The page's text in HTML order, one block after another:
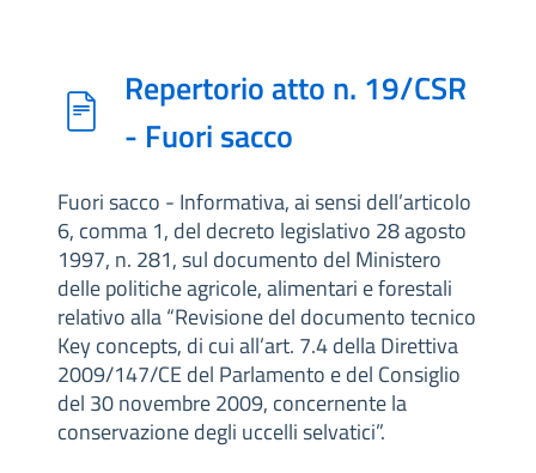
Repertorio atto n. 19/CSR
- Fuori sacco
Fuori sacco - Informativa, ai sensi dell’articolo
6, comma 1, del decreto legislativo 28 agosto
1997, n. 281, sul documento del Ministero
delle politiche agricole, alimentari e forestali
relativo alla “Revisione del documento tecnico
Key concepts, di cui all’art. 7.4 della Direttiva
2009/147/CE del Parlamento e del Consiglio
del 30 novembre 2009, concernente la
conservazione degli uccelli selvatici”.